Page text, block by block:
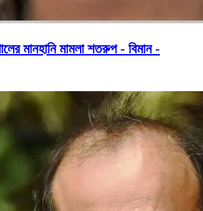
মানহানি মামলা শতরুপ - বিমান -